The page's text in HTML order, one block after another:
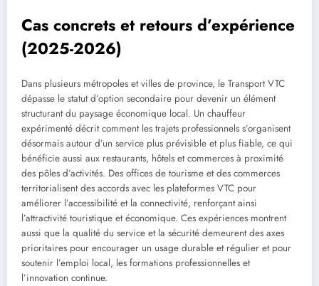
Cas concrets et retours d’expérience
(2025-2026)
Dans plusieurs métropoles et villes de province, le Transport VTC
dépasse le statut d’option secondaire pour devenir un élément
structurant du paysage économique local. Un chauffeur
expérimenté décrit comment les trajets professionnels s’organisent
désormais autour d’un service plus prévisible et plus fiable, ce qui
bénéficie aussi aux restaurants, hôtels et commerces à proximité
des pôles d’activités. Des offices de tourisme et des commerces
territorialisent des accords avec les plateformes VTC pour
améliorer l’accessibilité et la connectivité, renforçant ainsi
l’attractivité touristique et économique. Ces expériences montrent
aussi que la qualité du service et la sécurité demeurent des axes
prioritaires pour encourager un usage durable et régulier et pour
soutenir l’emploi local, les formations professionnelles et
l’innovation continue.